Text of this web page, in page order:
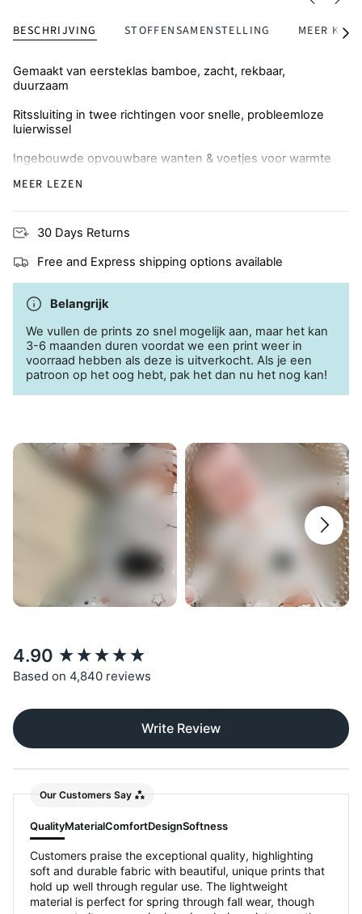
BESCHRIJVING STOFFENSAMENSTELLING MEER Alles
Gemaakt van eersteklas bamboe, zacht, rekbaar,
duurzaam
Ritssluiting in twee richtingen voor snelle, probleemloze
luierwissel
Ingebouwde opvouwbare wanten & voetjes voor warmte
eczeemgevoelige huid
MEER LEZEN
30 Days Returns
Free and Express shipping options available
Belangrijk
We vullen de prints zo snel mogelijk aan, maar het kan
3-6 maanden duren voordat we een print weer in
voorraad hebben als deze is uitverkocht. Als je een
patroon op het oog hebt, pak het dan nu het nog kan!
4.90
Based on 4,840 reviews
Write Review
Our Customers Say
QualityMaterialComfortDesignSoftness
Customers praise the exceptional quality, highlighting
soft and durable fabric with beautiful, unique prints that
hold up well through regular use. The lightweight
material is perfect for spring through fall wear, though
New content loaded